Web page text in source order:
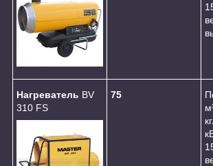
Нагреватель BV
310 FS
75